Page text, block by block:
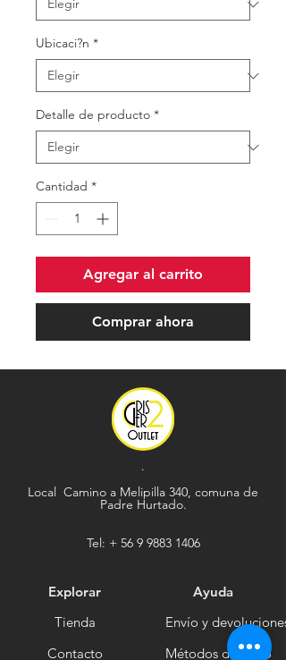
Ubicaci?n *
Detalle de producto *
Cantidad *
Agregar al carrito
Comprar ahora
.
Local Camino a Melipilla 340, comuna de
Padre Hurtado.
Tel: + 56 9 9883 1406
Explorar
Tienda
Contacto
Ayuda
Envío y devoluciones
Métodos de pago